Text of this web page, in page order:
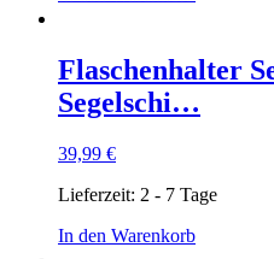
Flaschenhalter
Segelschi…
39,99 €
Lieferzeit: 2 - 7 Tage
In den Warenkorb